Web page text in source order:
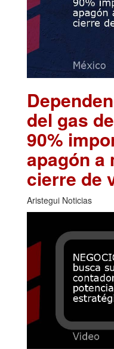
del gas
90%
apagón a
cierre de
Aristegui Noticias